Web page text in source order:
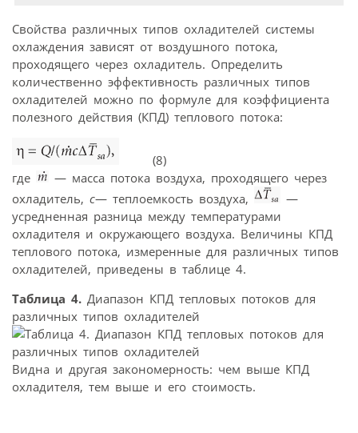
Свойства различных типов охладителей системы
охлаждения зависят от воздушного потока,
проходящего через охладитель. Определить
количественно эффективность различных типов
охладителей можно по формуле для коэффициента
полезного действия (КПД) теплового потока:
(8)
где
— масса потока воздуха, проходящего через
охладитель, c— теплоемкость воздуха,
—
усредненная разница между температурами
охладителя и окружающего воздуха. Величины КПД
теплового потока, измеренные для различных типов
охладителей, приведены в таблице 4.
Таблица 4. Диапазон КПД тепловых потоков для
различных типов охладителей
Видна и другая закономерность: чем выше КПД
охладителя, тем выше и его стоимость.